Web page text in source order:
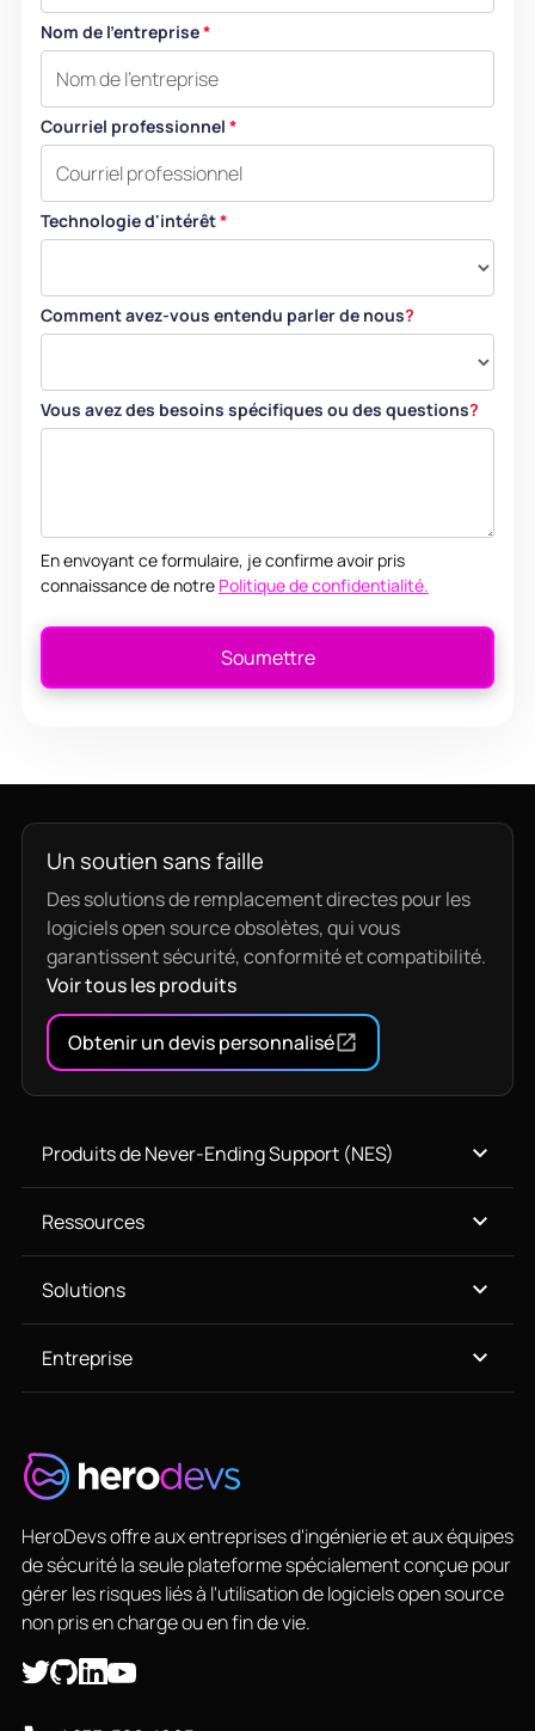
Nom de l'entreprise*
Courriel professionnel *
Technologie d'intérêt*
Comment avez-vous entendu parler de nous?
Vous avez des besoins spécifiques ou des questions?
En envoyant ce formulaire, je confirme avoir pris
connaissance de notre Politique de confidentialité.
Un soutien sans faille
Des solutions de remplacement directes pour les
logiciels open source obsolètes, qui vous
garantissent sécurité, conformité et compatibilité.
Voir tous les produits
Obtenir un devis personnalisé
Produits de Never-Ending Support (NES)
Ressources
Solutions
Entreprise
HeroDevs offre aux entreprises d'ingénierie et aux équipes
de sécurité la seule plateforme spécialement conçue pour
gérer les risques liés à l'utilisation de logiciels open source
non pris en charge ou en fin de vie.